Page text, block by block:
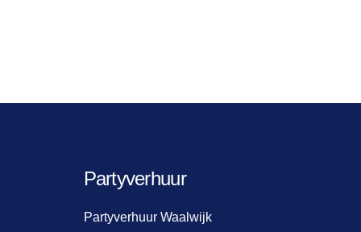
Partyverhuur
Partyverhuur Waalwijk